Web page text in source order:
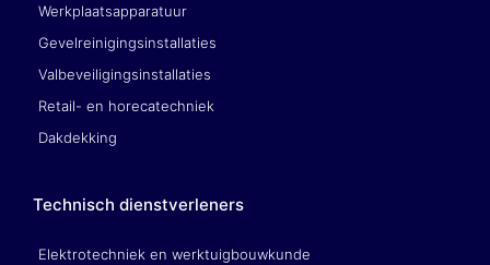
Werkplaatsapparatuur
Gevelreinigingsinstallaties
Valbeveiligingsinstallaties
Retail- en horecatechniek
Dakdekking
Technisch dienstverleners
Elektrotechniek en werktuigbouwkunde